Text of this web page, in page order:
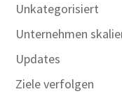
Unkategorisiert
Unternehmen
Updates
Ziele verfolgen